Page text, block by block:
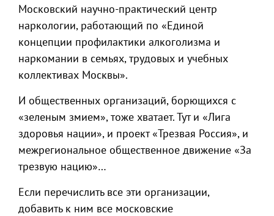
Московский научно-практический центр
наркологии, работающий по «Единой
концепции профилактики алкоголизма и
наркомании в семьях, трудовых и учебных
коллективах Москвы».
И общественных организаций, борющихся с
«зеленым змием», тоже хватает. Тут и «Лига
здоровья нации», и проект «Трезвая Россия», и
межрегиональное общественное движение «За
трезвую нацию»…
Если перечислить все эти организации,
добавить к ним все московские